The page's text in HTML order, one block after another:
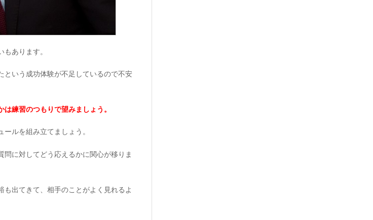
あります。
という成功体験が不足しているので不安
練習のつもりで望みましょう。
ルを組み立てましょう。
に対してどう応えるかに関心が移りま
出てきて、相手のことがよく見れるよ